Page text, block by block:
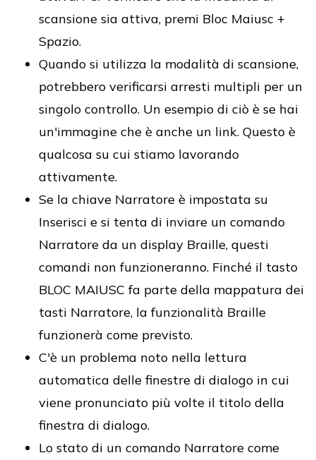
scansione sia attiva, premi Bloc Maiusc +
Spazio.
Quando si utilizza la modalità di scansione,
potrebbero verificarsi arresti multipli per un
singolo controllo. Un esempio di ciò è se hai
un'immagine che è anche un link. Questo è
qualcosa su cui stiamo lavorando
attivamente.
Se la chiave Narratore è impostata su
Inserisci e si tenta di inviare un comando
Narratore da un display Braille, questi
comandi non funzioneranno. Finché il tasto
BLOC MAIUSC fa parte della mappatura dei
tasti Narratore, la funzionalità Braille
funzionerà come previsto.
C'è un problema noto nella lettura
automatica delle finestre di dialogo in cui
viene pronunciato più volte il titolo della
finestra di dialogo.
Lo stato di un comando Narratore come